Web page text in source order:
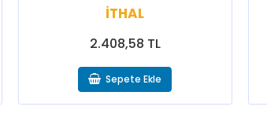
İTHAL
2.408,58 TL
Sepete Ekle